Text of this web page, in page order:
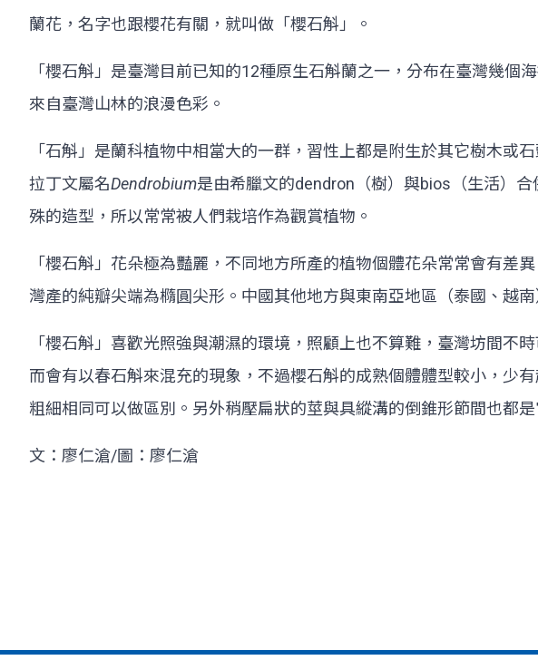
蘭花，名字也跟櫻花有關，就叫做「櫻石斛」。
「櫻石斛」是臺灣目前已知的12種原生石斛蘭之一，分布在臺灣幾
來自臺灣山林的浪漫色彩。
「石斛」是蘭科植物中相當大的一群，習性上都是附生於其它樹木或
拉丁文屬名Dendrobium是由希臘文的dendron（樹）與bios（生活）
殊的造型，所以常常被人們栽培作為觀賞植物。
「櫻石斛」花朵極為豔麗，不同地方所產的植物個體花朵常常會有
灣產的純瓣尖端為橢圓尖形。中國其他地方與東南亞地區（泰國、越
「櫻石斛」喜歡光照強與潮濕的環境，照顧上也不算難，臺灣坊間
而會有以春石斛來混充的現象，不過櫻石斛的成熟個體體型較小，少
粗細相同可以做區別。另外稍壓扁狀的莖與具縱溝的倒錐形節間也都
文：廖仁滄/圖：廖仁滄